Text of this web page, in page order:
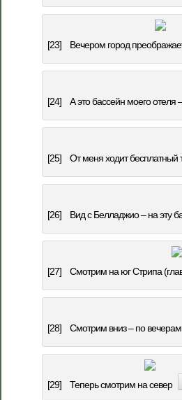
[23] Вечером город
[24] А это бассейн моего отеля
[25] От меня ходит бесплатный
[26] Вид с Белладжио – на эту
[27] Смотрим на юг Стрипа
[28] Смотрим вниз – по
[29] Теперь смотрим на север